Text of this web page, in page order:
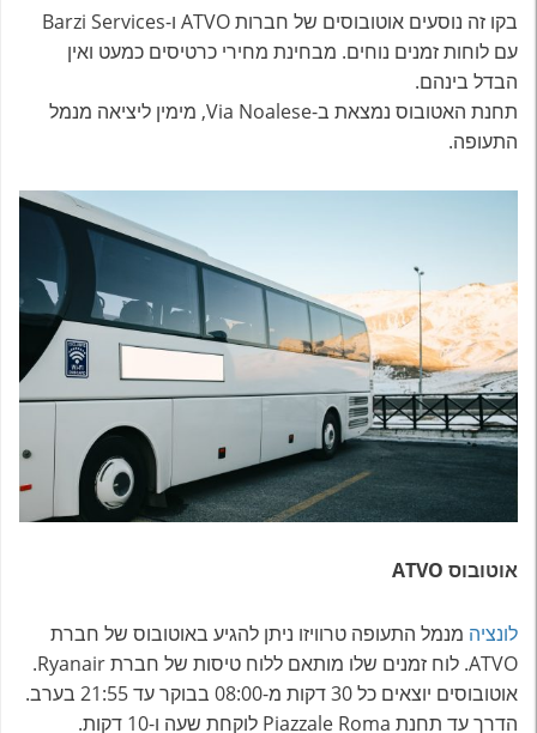
בקו זה נוסעים אוטובוסים של חברות ATVO ו-Barzi Services
עם לוחות זמנים נוחים. מבחינת מחירי כרטיסים כמעט ואין
הבדל בינהם.
תחנת האטובוס נמצאת ב-Via Noalese, מימין ליציאה מנמל
התעופה.
אוטובוס ATVO
לונציה מנמל התעופה טרוויזו ניתן להגיע באוטובוס של חברת
ATVO. לוח זמנים שלו מותאם ללוח טיסות של חברת Ryanair.
אוטובוסים יוצאים כל 30 דקות מ-08:00 בבוקר עד 21:55 בערב.
הדרך עד תחנת Piazzale Roma לוקחת שעה ו-10 דקות.